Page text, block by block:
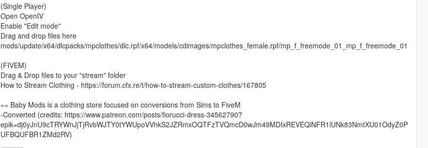
(Single Player)
Open OpenIV
Enable "Edit mode"
Drag and drop files here
mods/update/x64/dlcpacks/mpclothes/dlc.rpf/x64/models/cdimages/mpclothes_female.rpf/mp_f_freemode_01_mp_f_freemode_01
(FIVEM)
Drag & Drop files to your "stream" folder
How to Stream Clothing - https://forum.cfx.re/t/how-to-stream-custom-clothes/167805
»» Baby Mods is a clothing store focused on conversions from Sims to FiveM
-Converted (credits: https://www.patreon.com/posts/fiorucci-dress-34562790?
epik=dj0yJnU9cTRYWnJjTjRvbWJTY0tYWUpoVVhkS2JZRmxOQTFzTVQmcD0wJm49MDIxREVEQlNFR1lUNk83NmtXU01OdyZ0P
UFBQUFBR1ZMd2RV)